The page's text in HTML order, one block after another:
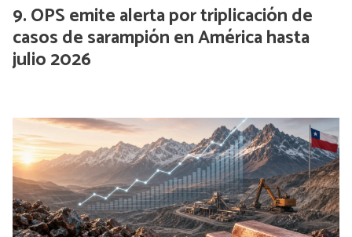
OPS emite alerta por triplicación de
casos de sarampión en América hasta
julio 2026